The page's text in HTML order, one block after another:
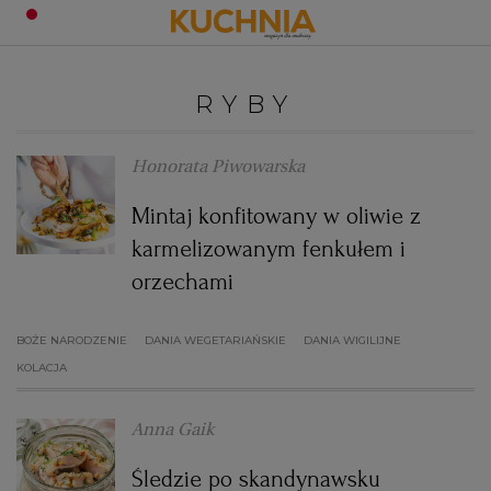
OBIADY
KOLACJE
DESERY
CIASTA
HALLOWEEN
BOŻE NARODZENIE
KARNAWAŁ
WALENTYNKI
KUCHNIE ŚWIATA
KUCHNIA WŁOSKA
KUCHNIA BRYTYJSKA
KUCHNIA JAPOŃSKA
DANIA SEZONOWE
PORADY
PORADY
DIETA
DO POCZYTANIA
Zaloguj się
RYBY
Honorata Piwowarska
Mintaj konfitowany w oliwie z
karmelizowanym fenkułem i
orzechami
BOŻE NARODZENIE DANIA WEGETARIAŃSKIE
DANIA WIGILIJNE
KOLACJA
Anna Gaik
Śledzie po skandynawsku